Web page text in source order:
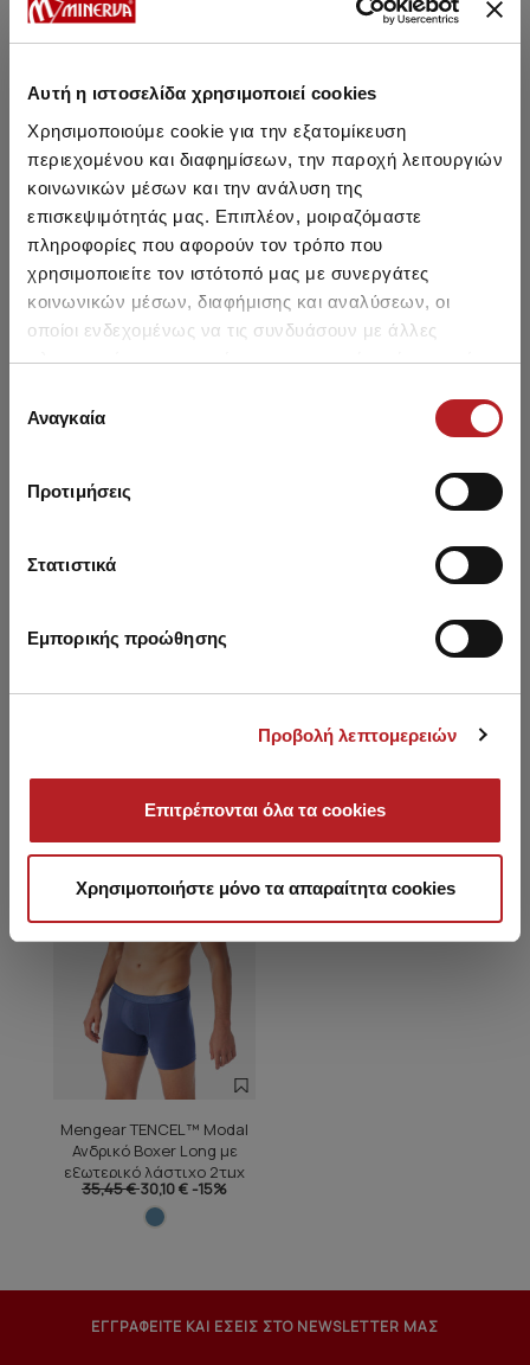
Αυτή η ιστοσελίδα χρησιμοποιεί cookies
Χρησιμοποιούμε cookie για την εξατομίκευση
περιεχομένου και διαφημίσεων, την παροχή λειτουργιών
κοινωνικών μέσων και την ανάλυση της
επισκεψιμότητάς μας. Επιπλέον, μοιραζόμαστε
πληροφορίες που αφορούν τον τρόπο που
χρησιμοποιείτε τον ιστότοπό μας με συνεργάτες
κοινωνικών μέσων, διαφήμισης και αναλύσεων, οι
οποίοι ενδεχομένως να τις συνδυάσουν με άλλες
πληροφορίες που τους έχετε παραχωρήσει ή τις οποίες
των υπηρεσιών τους.
συγκατάθεσης
Αναγκαία
Προτιμήσεις
Στατιστικά
Εμπορικής προώθησης
Προβολή λεπτομερειών
Επιτρέπονται όλα τα cookies
Χρησιμοποιήστε μόνο τα απαραίτητα cookies
Μπορεί να σου αρέσει επίσης
SALE
εξωτερικό λάστιχο 2τμχ
35,45 €
Είδατε πρόσφατα
SALE
Mengear TENCEL™ Modal
Ανδρικό Boxer Long με
εξωτερικό λάστιχο 2τμχ
35,45 €30,10 € -15%
ΕΓΓΡΑΦΕΙΤΕ ΚΑΙ ΕΣΕΙΣ ΣΤΟ NEWSLETTER ΜΑΣ